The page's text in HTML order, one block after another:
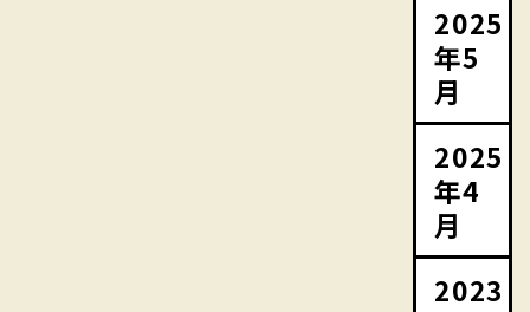
2025
年5
月
2025
年4
月
2023